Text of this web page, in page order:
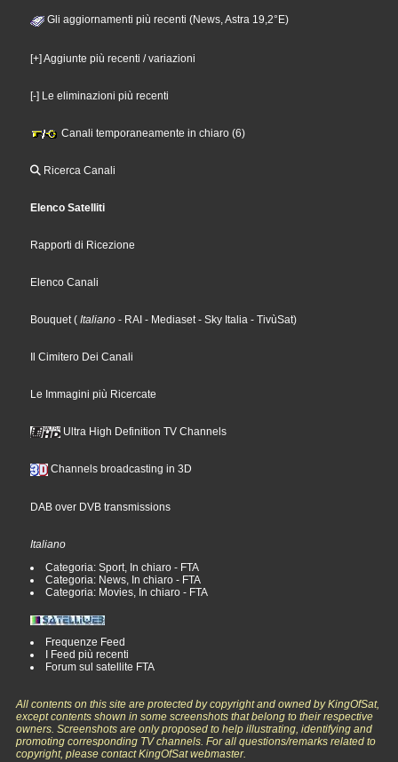
Gli aggiornamenti più recenti (News, Astra 19,2°E)
[+] Aggiunte più recenti / variazioni
[-] Le eliminazioni più recenti
Canali temporaneamente in chiaro (6)
Ricerca Canali
Elenco Satelliti
Rapporti di Ricezione
Elenco Canali
Bouquet( Italiano - RAI - Mediaset- Sky Italia - TivùSat)
Il Cimitero Dei Canali
Le Immagini più Ricercate
Ultra High Definition TV Channels
Channels broadcasting in 3D
DAB over DVB transmissions
Italiano
Categoria: Sport, In chiaro - FTA
Categoria: News, In chiaro - FTA
Categoria: Movies, In chiaro - FTA
Frequenze Feed
I Feed più recenti
Forum sul satellite FTA
All contents on this site are protected by copyright and owned by KingOfSat,
except contents shown in some screenshots that belong to their respective
owners. Screenshots are only proposed to help illustrating, identifying and
promoting corresponding TV channels. For all questions/remarks related to
copyright, please contact KingOfSat webmaster.